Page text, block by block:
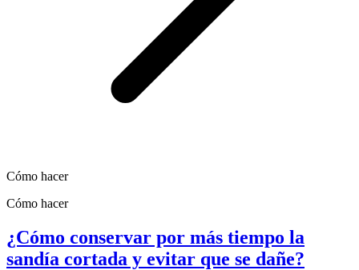
Cómo hacer
Cómo hacer
¿Cómo conservar por más tiempo la
sandía cortada y evitar que se dañe?